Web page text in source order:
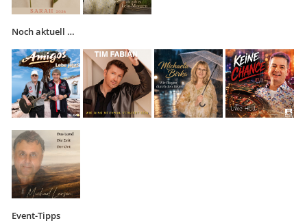
Noch aktuell …
Event-Tipps